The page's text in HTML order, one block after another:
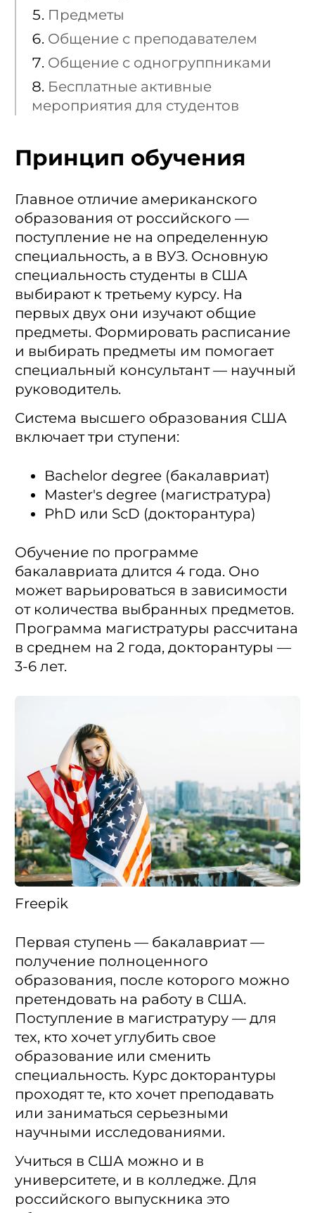
Предметы
Общение с преподавателем
Общение с одногруппниками
Бесплатные активные
мероприятия для студентов
Принцип обучения
Главное отличие американского
образования от российского —
поступление не на определенную
специальность, а в ВУЗ. Основную
специальность студенты в США
выбирают к третьему курсу. На
первых двух они изучают общие
предметы. Формировать расписание
и выбирать предметы им помогает
специальный консультант — научный
руководитель.
Система высшего образования США
включает три ступени:
Bachelor degree (бакалавриат)
Master's degree (магистратура)
PhD или ScD (докторантура)
Обучение по программе
бакалавриата длится 4 года. Оно
может варьироваться в зависимости
от количества выбранных предметов.
Программа магистратуры рассчитана
в среднем на 2 года, докторантуры —
3-6 лет.
Freepik
Первая ступень — бакалавриат —
получение полноценного
образования, после которого можно
претендовать на работу в США.
Поступление в магистратуру — для
тех, кто хочет углубить свое
образование или сменить
специальность. Курс докторантуры
проходят те, кто хочет преподавать
или заниматься серьезными
научными исследованиями.
Учиться в США можно и в
университете, и в колледже. Для
российского выпускника это